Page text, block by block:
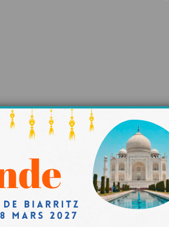
membre de Selectour depuis 2007
fait partie du réseau
la force d’un groupe de plus de